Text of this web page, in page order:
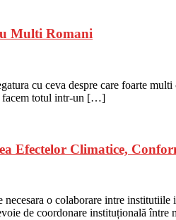
Multi Romani
cu ceva despre care foarte
facem totul intr-un […]
Efectelor Climatice,
o colaborare intre
de coordonare instituțională